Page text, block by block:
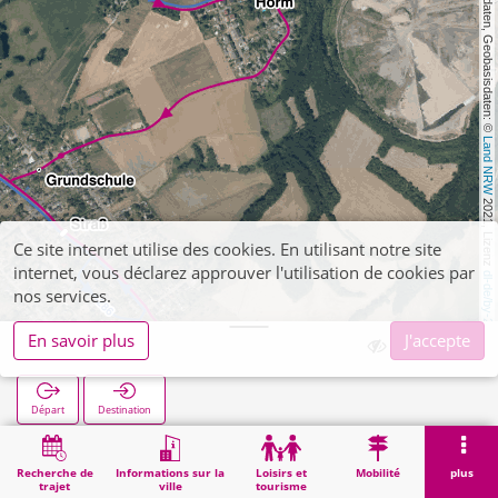
, Kartendaten, Geobasisdaten: ©
Land NRW
2021, Lizenz
dl-de/by-2-0
Recherche de
trajet
Informations sur la
ville
Loisirs et
tourisme
Mobilité plus
Horm
Départ Destination
Démarrage Horm
Ce site internet utilise des cookies. En utilisant notre site
internet, vous déclarez approuver l'utilisation de cookies par
nos services.
En savoir plus
J'accepte